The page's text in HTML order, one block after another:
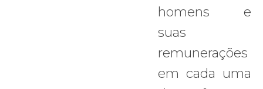
homens e
suas
remunerações
em cada uma